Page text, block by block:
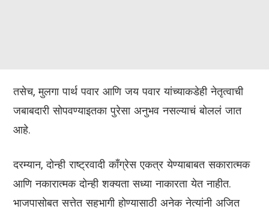
तसेच, मुलगा पार्थ पवार आणि जय पवार यांच्याकडेही नेतृत्वाची
जबाबदारी सोपवण्याइतका पुरेसा अनुभव नसल्याचं बोललं जात
आहे.
दरम्यान, दोन्ही राष्ट्रवादी काँग्रेस एकत्र येण्याबाबत सकारात्मक
आणि नकारात्मक दोन्ही शक्यता सध्या नाकारता येत नाहीत.
भाजपासोबत सत्तेत सहभागी होण्यासाठी अनेक नेत्यांनी अजित